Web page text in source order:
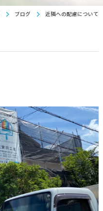
ブログ 近隣への配慮について